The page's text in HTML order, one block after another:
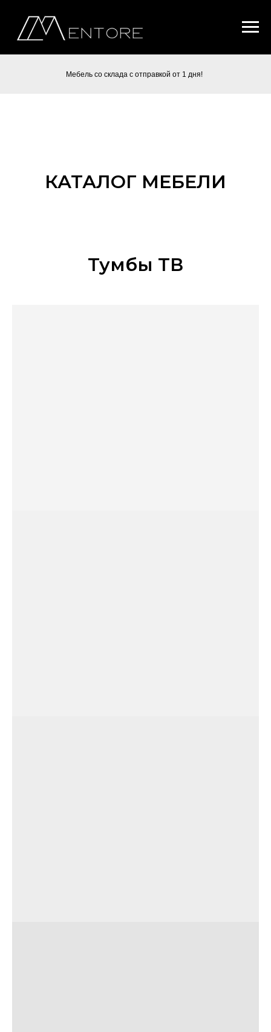
Мебель со склада с отправкой от 1 дня!
КАТАЛОГ МЕБЕЛИ
Тумбы ТВ